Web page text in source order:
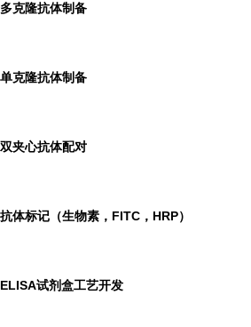
多克隆抗体制备
单克隆抗体制备
双夹心抗体配对
抗体标记（生物素，FITC，HRP）
ELISA试剂盒工艺开发